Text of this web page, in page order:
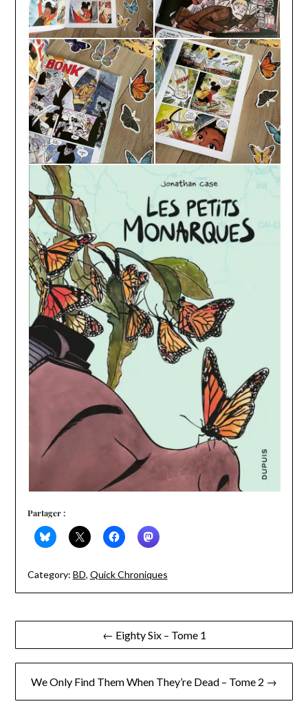
Partager :
Category: BD, Quick Chroniques
Navigation
de
l’article
← Eighty Six – Tome 1
We Only Find Them When They’re Dead – Tome 2 →